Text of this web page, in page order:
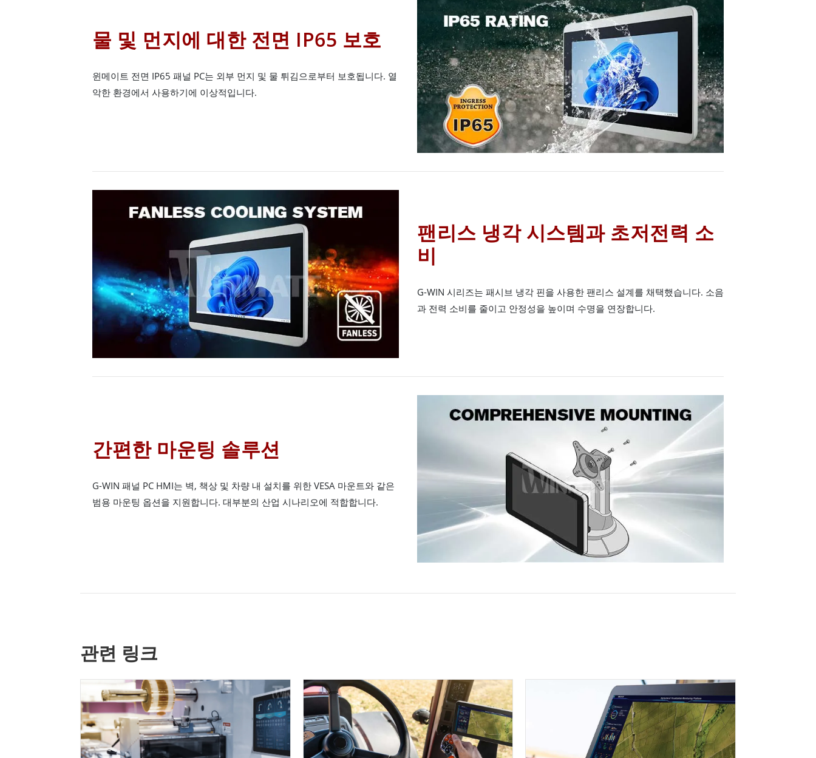
물 및 먼지에 대한 전면 IP65 보호
윈메이트 전면 IP65 패널 PC는 외부 먼지 및 물 튀김으로부터 보호됩니다. 열
악한 환경에서 사용하기에 이상적입니다.
팬리스 냉각 시스템과 초저전력 소
비
G-WIN 시리즈는 패시브 냉각 핀을 사용한 팬리스 설계를 채택했습니다. 소음
과 전력 소비를 줄이고 안정성을 높이며 수명을 연장합니다.
간편한 마운팅 솔루션
G-WIN 패널 PC HMI는 벽, 책상 및 차량 내 설치를 위한 VESA 마운트와 같은
범용 마운팅 옵션을 지원합니다. 대부분의 산업 시나리오에 적합합니다.
관련 링크